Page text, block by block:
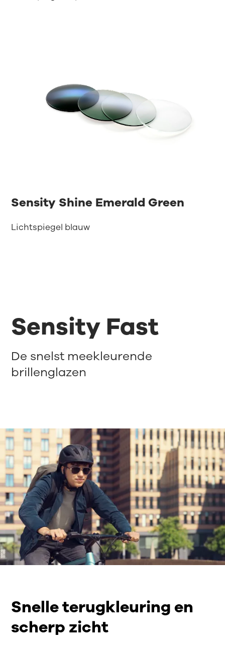
Sensity Shine Emerald Green
Lichtspiegel blauw
Sensity Fast
De snelst meekleurende
brillenglazen
Snelle terugkleuring en
scherp zicht